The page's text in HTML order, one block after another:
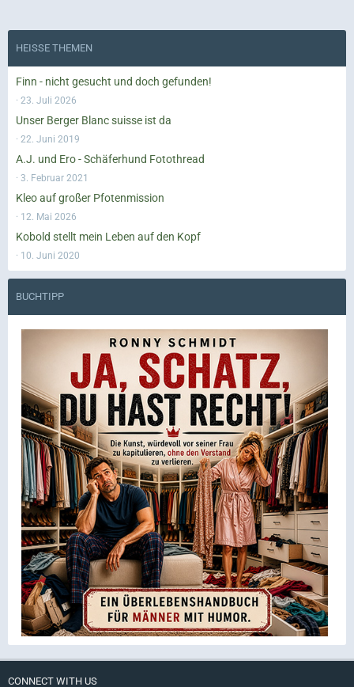
HEISSE THEMEN
Finn - nicht gesucht und doch gefunden!
23. Juli 2026
Unser Berger Blanc suisse ist da
22. Juni 2019
A.J. und Ero - Schäferhund Fotothread
3. Februar 2021
Kleo auf großer Pfotenmission
12. Mai 2026
Kobold stellt mein Leben auf den Kopf
10. Juni 2020
BUCHTIPP
CONNECT WITH US